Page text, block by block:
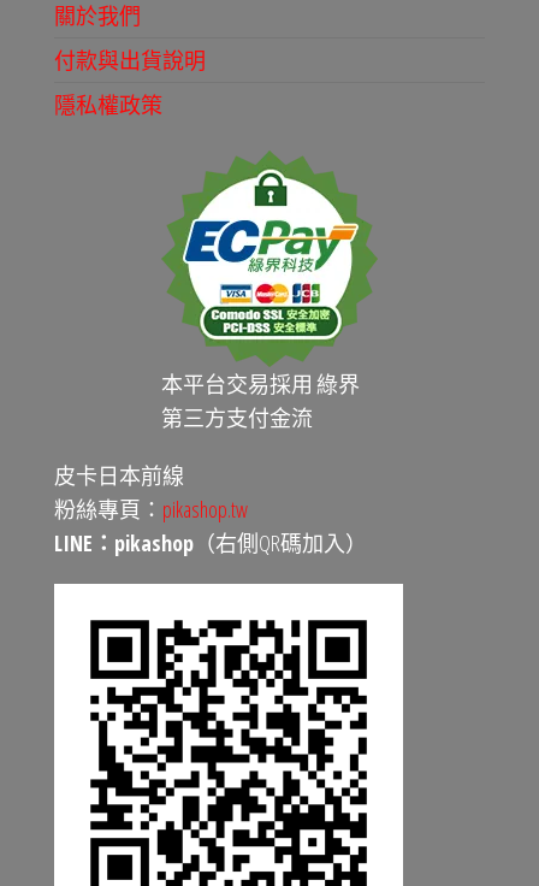
關於我們
付款與出貨說明
隱私權政策
本平台交易採用 綠界
第三方支付金流
皮卡日本前線
粉絲專頁： pikashop.tw
LINE：pikashop （右側QR碼加入）